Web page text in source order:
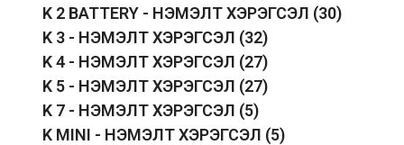
K 2 BATTERY - НЭМЭЛТ ХЭРЭГСЭЛ (30)
K 3 - НЭМЭЛТ ХЭРЭГСЭЛ (32)
K 4 - НЭМЭЛТ ХЭРЭГСЭЛ (27)
K 5 - НЭМЭЛТ ХЭРЭГСЭЛ (27)
K 7 - НЭМЭЛТ ХЭРЭГСЭЛ (5)
K MINI - НЭМЭЛТ ХЭРЭГСЭЛ (5)